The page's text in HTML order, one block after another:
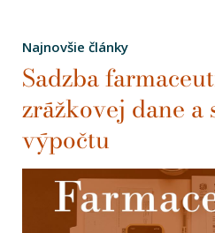
Najnovšie články
Sadzba
zrážkovej dane a
výpočtu